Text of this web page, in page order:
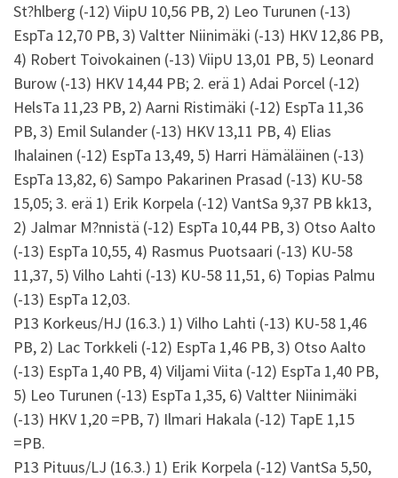
St?hlberg (-12) ViipU 10,56 PB, 2) Leo Turunen (-13)
EspTa 12,70 PB, 3) Valtter Niinimäki (-13) HKV 12,86 PB,
4) Robert Toivokainen (-13) ViipU 13,01 PB, 5) Leonard
Burow (-13) HKV 14,44 PB; 2. erä 1) Adai Porcel (-12)
HelsTa 11,23 PB, 2) Aarni Ristimäki (-12) EspTa 11,36
PB, 3) Emil Sulander (-13) HKV 13,11 PB, 4) Elias
Ihalainen (-12) EspTa 13,49, 5) Harri Hämäläinen (-13)
EspTa 13,82, 6) Sampo Pakarinen Prasad (-13) KU-58
15,05; 3. erä 1) Erik Korpela (-12) VantSa 9,37 PB kk13,
2) Jalmar M?nnistä (-12) EspTa 10,44 PB, 3) Otso Aalto
(-13) EspTa 10,55, 4) Rasmus Puotsaari (-13) KU-58
11,37, 5) Vilho Lahti (-13) KU-58 11,51, 6) Topias Palmu
(-13) EspTa 12,03.
P13 Korkeus/HJ (16.3.) 1) Vilho Lahti (-13) KU-58 1,46
PB, 2) Lac Torkkeli (-12) EspTa 1,46 PB, 3) Otso Aalto
(-13) EspTa 1,40 PB, 4) Viljami Viita (-12) EspTa 1,40 PB,
5) Leo Turunen (-13) EspTa 1,35, 6) Valtter Niinimäki
(-13) HKV 1,20 =PB, 7) Ilmari Hakala (-12) TapE 1,15
=PB.
P13 Pituus/LJ (16.3.) 1) Erik Korpela (-12) VantSa 5,50,